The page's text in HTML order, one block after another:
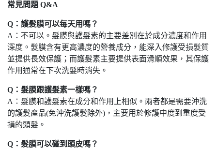
常見問題 Q&A
Q：護髮膜可以每天用嗎？
A：不可以。髮膜與護髮素的主要差別在於成分濃度和作用
深度。髮膜含有更高濃度的營養成分，能深入修護受損髮質
並提供長效保護；而護髮素主要提供表面滑順效果，其保護
作用通常在下次洗髮時消失。
Q：髮膜跟護髮素一樣嗎？
A：髮膜和護髮素在成分和作用上相似。兩者都是需要沖洗
的護髮產品(免沖洗護髮除外)，主要用於修護中度到重度受
損的頭髮。
Q：髮膜可以碰到頭皮嗎？